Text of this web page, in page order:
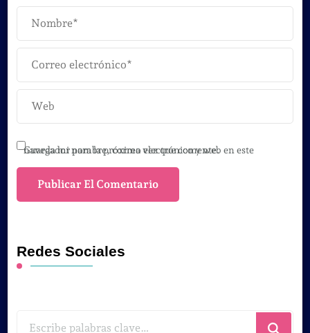
Guarda mi nombre, correo electrónico y web en este navegador para la próxima vez que comente.
Redes Sociales